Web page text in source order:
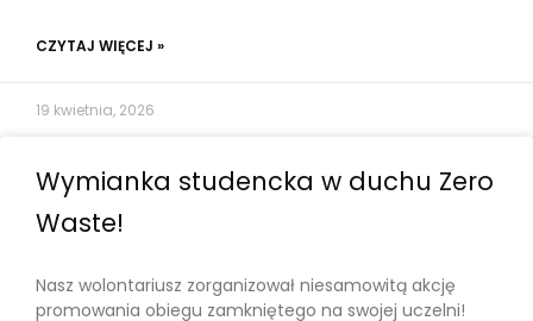
CZYTAJ WIĘCEJ »
19 kwietnia, 2026
Wymianka studencka w duchu Zero
Waste!
Nasz wolontariusz zorganizował niesamowitą akcję
promowania obiegu zamkniętego na swojej uczelni!